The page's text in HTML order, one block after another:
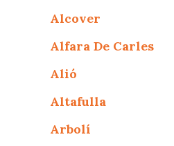
Alcover
Alfara De Carles
Alió
Altafulla
Arbolí